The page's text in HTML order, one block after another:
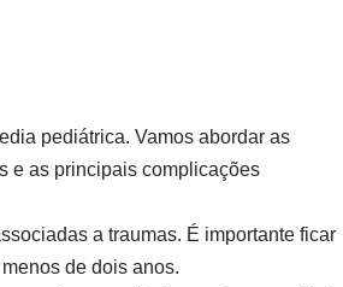
pediátrica. Vamos abordar as
e as principais complicações
a traumas. É importante ficar
de dois anos.